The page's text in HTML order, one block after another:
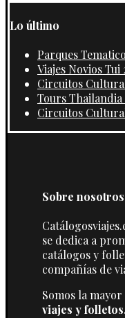
Lo último
Parques
Viajes Novios Tui
Circuitos
Tours Thailandia
Circuitos
Sobre nosotros
se dedica a
catálogos y
compañías de
Somos la
viajes y